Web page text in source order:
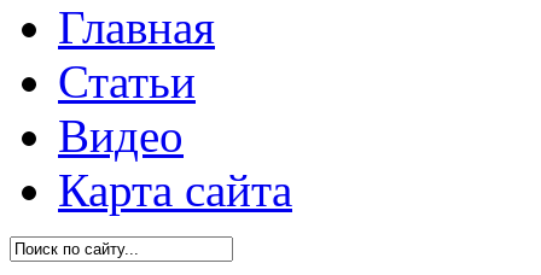
Главная
Статьи
Видео
Карта сайта